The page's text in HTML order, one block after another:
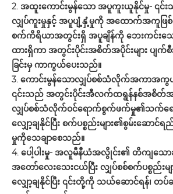
2. အထူးကောင်းမွန်သော အပူကူးယူနိုင်မှု- ၎င်း
လျှပ်ကူးမှုနှင့် အပူပျံ့နှံ့မှုကို အထောက်အကူဖြစ်စ
စက်ကိရိယာအတွင်းရှိ အပူချိန်ကို ဘေးကင်းသ
ထားရှိကာ အတွင်းပိုင်းအစိတ်အပိုင်းများ ပျက်
ခြင်းမှ ကာကွယ်ပေးသည်။
3. ကောင်းမွန်သောလျှပ်စစ်သံလိုက်အကာအကွယ်
၎င်းသည် အတွင်းပိုင်းအီလက်ထရွန်နစ်အစိတ်အပိုင်
လျှပ်စစ်သံလိုက်ဝင်ရောက်စွက်ဖက်မှု၏သက်ရ
လျှော့ချနိုင်ပြီး စက်ပစ္စည်းများ၏စွမ်းဆော
မှုကိုသေချာစေသည်။
4. ပေါ့ပါးမှု- အလူမီနီယံအလွိုင်း၏ တိကျသေ
အတော်လေးသေးငယ်ပြီး လျှပ်စစ်စက်ပစ္စည်းမ
လျှော့ချနိုင်ပြီး ၎င်းတို့ကို သယ်ဆောင်ရန်၊